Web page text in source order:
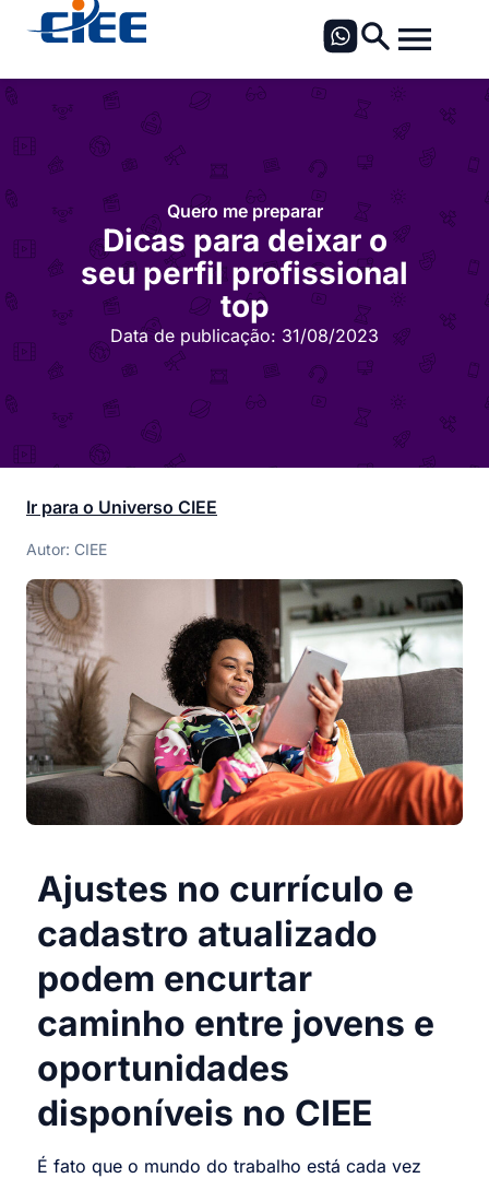
Quero me preparar
Dicas para deixar o
seu perfil profissional
top
Data de publicação: 31/08/2023
Ir para o Universo CIEE
Autor: CIEE
Ajustes no currículo e
cadastro atualizado
podem encurtar
caminho entre jovens e
oportunidades
disponíveis no CIEE
É fato que o mundo do trabalho está cada vez